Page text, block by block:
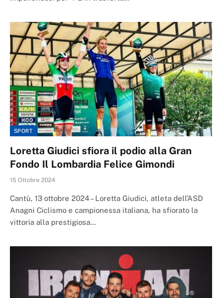
SPORT
Loretta Giudici sfiora il podio alla Gran
Fondo Il Lombardia Felice Gimondi
15 Ottobre 2024
Cantù, 13 ottobre 2024 – Loretta Giudici, atleta dell’ASD
Anagni Ciclismo e campionessa italiana, ha sfiorato la
vittoria alla prestigiosa…